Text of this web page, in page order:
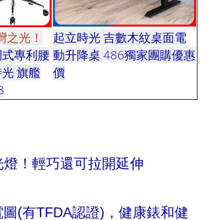
光！
專利腰
旗艦
起立時光 吉數木紋桌面電
動升降桌 486獨家團購優惠
價
！輕巧還可拉開延伸
(有TFDA認證)，健康錶和健